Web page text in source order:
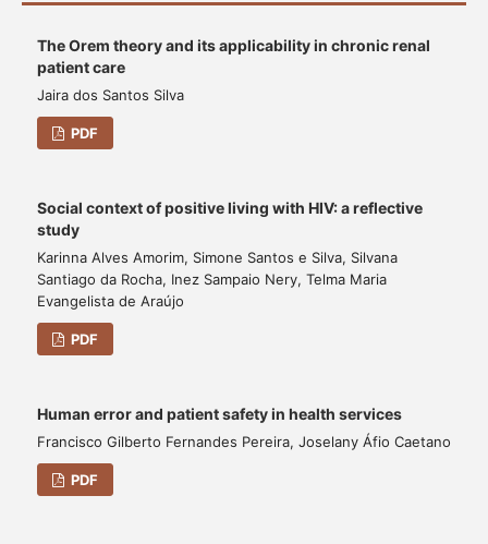
The Orem theory and its applicability in chronic renal
patient care
Jaira dos Santos Silva
PDF
Social context of positive living with HIV: a reflective
study
Karinna Alves Amorim, Simone Santos e Silva, Silvana
Santiago da Rocha, Inez Sampaio Nery, Telma Maria
Evangelista de Araújo
PDF
Human error and patient safety in health services
Francisco Gilberto Fernandes Pereira, Joselany Áfio Caetano
PDF